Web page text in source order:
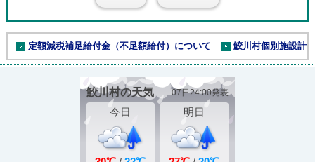
定額減税補足給付金（不足額給付）について 鮫川村個別施設計